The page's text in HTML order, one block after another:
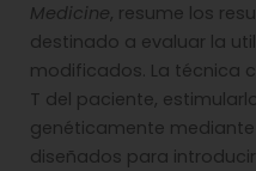
Medicine, resume los
destinado a evaluar la
modificados. La técnica
T del paciente,
genéticamente
diseñados para